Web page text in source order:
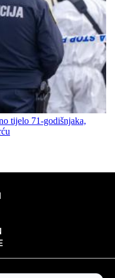
tijelo 71-godišnjaka,